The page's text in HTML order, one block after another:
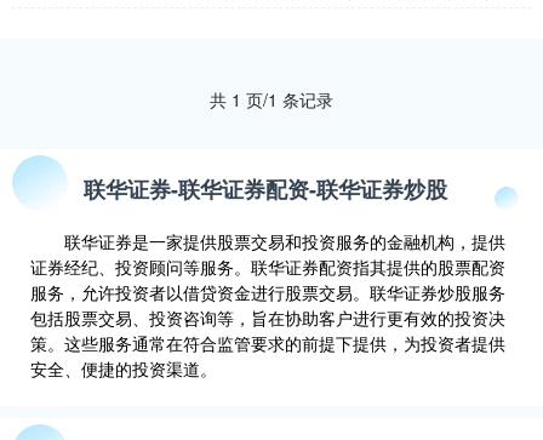
共 1 页/1 条记录
联华证券-联华证券配资-联华证券炒股
联华证券是一家提供股票交易和投资服务的金融机构，提供
证券经纪、投资顾问等服务。联华证券配资指其提供的股票配资
服务，允许投资者以借贷资金进行股票交易。联华证券炒股服务
包括股票交易、投资咨询等，旨在协助客户进行更有效的投资决
策。这些服务通常在符合监管要求的前提下提供，为投资者提供
安全、便捷的投资渠道。